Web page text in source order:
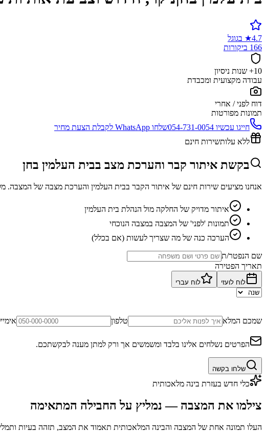
4.7
★ בגוגל
166 ביקורות
10+ שנות ניסיון
עבודה מקצועית ומכבדת
דוח לפני / אחרי
תמונות מפורטות
חייגו עכשיו 054-731-0054שלחו WhatsApp לקבלת הצעת מחיר
ללא עלותשירות חינם
בקשת איתור קבר והערכת מצב בבית העלמין בחן
אנחנו מציעים שירות חינם של איתור הקבר בבית העלמין והערכת מצבה של המצבה.
איתור מדויק של החלקה מול הנהלת בית העלמין
תמונות 'לפני' של המצבה במצבה הנוכחי
הערכה כנה של מה שצריך לעשות (אם בכלל)
שם הנפטר/ת
תאריך הפטירה
לוח לועזי לוח עברי
שמכם המלא טלפון
הפרטים נשלחים אלינו בלבד ומשמשים אך ורק למתן מענה לבקשתכם.
שלחו בקשה
כלי חדש בעזרת בינה מלאכותית
צילמו את המצבה — נמליץ על החבילה המתאימה
העלו תמונה אחת של המצבה והבינה המלאכותית תאמוד את המצב, תזהה בעיות